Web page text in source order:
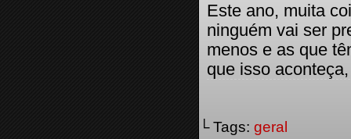
Este ano, muita
ninguém vai ser
menos e as que
que isso
└ Tags: geral